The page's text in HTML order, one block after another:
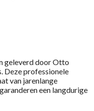
geleverd door Otto
Deze professionele
van jarenlange
een langdurige